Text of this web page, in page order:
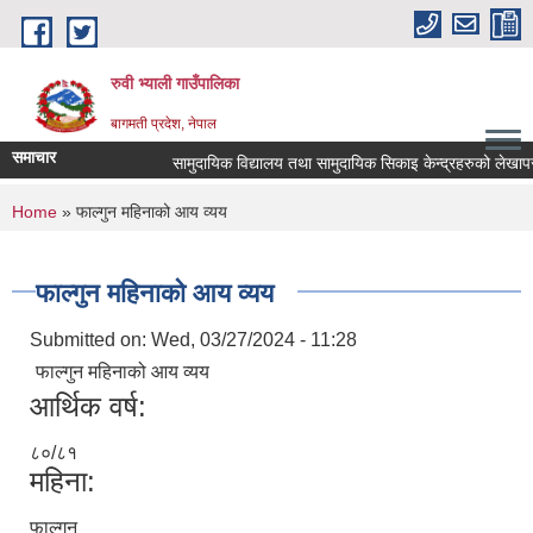
Skip to main content
रुवी भ्याली गाउँपालिका
बागमती प्रदेश, नेपाल
समाचार सामुदायिक विद्यालय तथा सामुदायिक सिकाइ केन्द्रहरुको
You are here
Home » फाल्गुन महिनाको आय व्यय
फाल्गुन महिनाको आय व्यय
Submitted on: Wed, 03/27/2024 - 11:28
फाल्गुन महिनाको आय व्यय
आर्थिक वर्ष:
८०/८१
महिना:
फाल्गुन